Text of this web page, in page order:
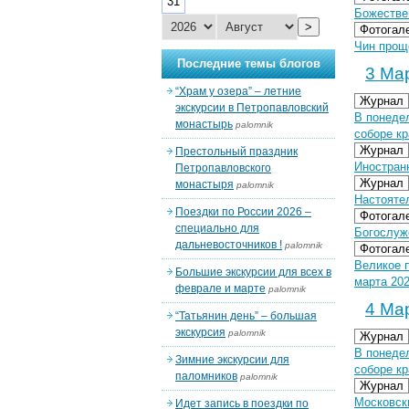
Чин
3
Журнал
В
соборе
Журнал
Журнал
Великое
марта
4
Журнал
В
соборе
Журнал
>
Последние темы блогов
“Храм у озера” – летние
экскурсии в Петропавловский
монастырь palomnik
Престольный праздник
Петропавловского
монастыря palomnik
Поездки по России 2026 –
специально для
дальневосточников ! palomnik
Большие экскурсии для всех в
феврале и марте palomnik
“Татьянин день” – большая
экскурсия palomnik
Зимние экскурсии для
паломников palomnik
Идет запись в поездки по